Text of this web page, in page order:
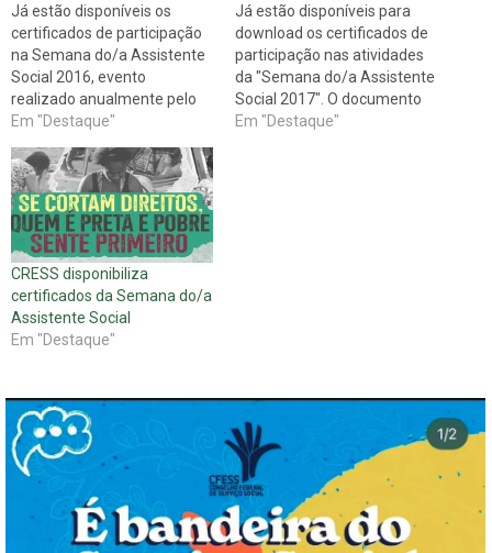
Já estão disponíveis os
certificados de participação
na Semana do/a Assistente
Social 2016, evento
realizado anualmente pelo
conjunto CFESS/CRESS.
certificados para os
participantes inscritos e que
estiveram presente em, pelo
menos, 75% das atividades
do evento. Todos os
certificados estão
disponíveis abaixo,
individualmente. Para baixar
o arquivo,…
Em "Destaque"
Já estão disponíveis para
download os certificados de
participação nas atividades
da "Semana do/a Assistente
Social 2017". O documento
está no site do CRESS
Em "Destaque"
CRESS disponibiliza
certificados da Semana do/a
Assistente Social
Em "Destaque"